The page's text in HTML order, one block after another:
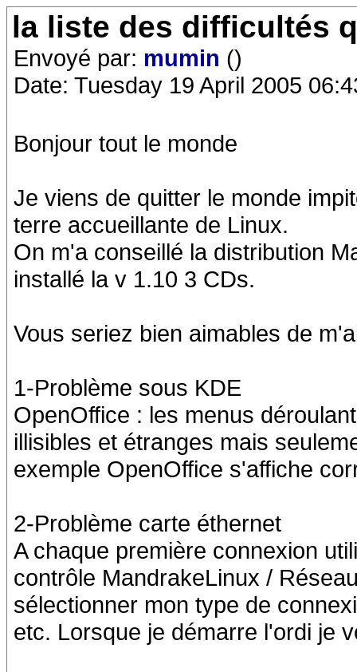
la liste des difficultés
Envoyé par: mumin ()
Date: Tuesday 19 April 2005
Bonjour tout le monde
Je viens de quitter le monde
terre accueillante de Linux.
On m'a conseillé la distribution
installé la v 1.10 3 CDs.
Vous seriez bien aimables de
1-Problème sous KDE
OpenOffice : les menus
illisibles et étranges mais
exemple OpenOffice s'affiche
2-Problème carte éthernet
A chaque première connexion
contrôle MandrakeLinux /
sélectionner mon type de
etc. Lorsque je démarre l'ordi je